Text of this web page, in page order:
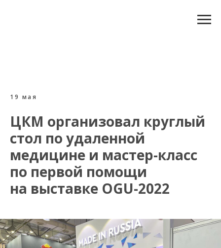
19 мая
ЦКМ организовал круглый
стол по удаленной
медицине и мастер-класс
по первой помощи
на выставке OGU-2022